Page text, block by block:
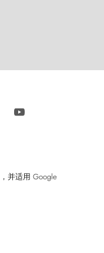
并适用 Google